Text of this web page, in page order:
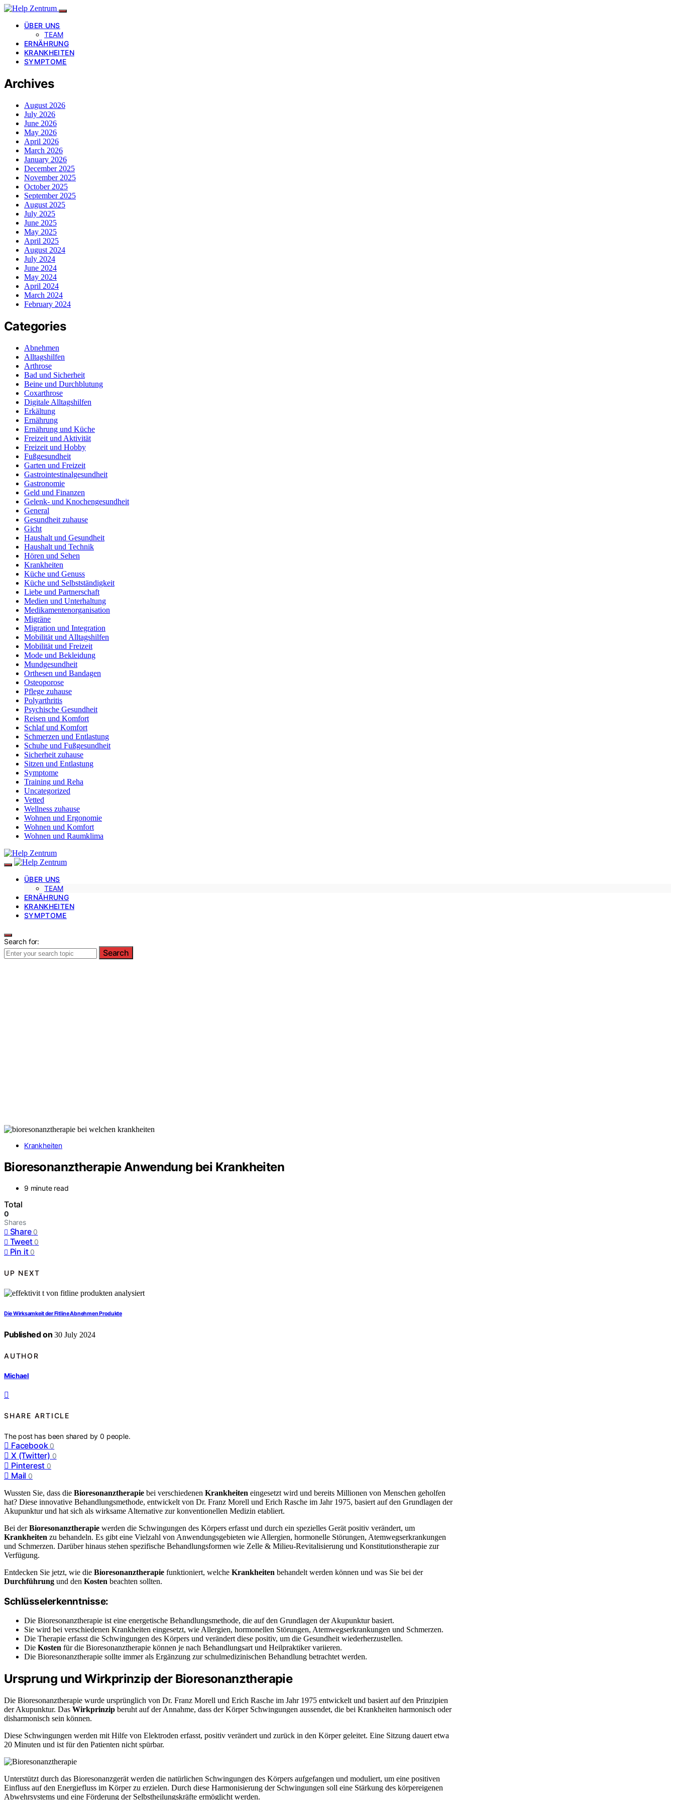
ÜBER UNS
TEAM
ERNÄHRUNG
KRANKHEITEN
SYMPTOME
Archives
August 2026
July 2026
June 2026
May 2026
April 2026
March 2026
January 2026
December 2025
November 2025
October 2025
September 2025
August 2025
July 2025
June 2025
May 2025
April 2025
August 2024
July 2024
June 2024
May 2024
April 2024
March 2024
February 2024
Categories
Abnehmen
Alltagshilfen
Arthrose
Bad und Sicherheit
Beine und Durchblutung
Coxarthrose
Digitale Alltagshilfen
Erkältung
Ernährung
Ernährung und Küche
Freizeit und Aktivität
Freizeit und Hobby
Fußgesundheit
Garten und Freizeit
Gastrointestinalgesundheit
Gastronomie
Geld und Finanzen
Gelenk- und Knochengesundheit
General
Gesundheit zuhause
Gicht
Haushalt und Gesundheit
Haushalt und Technik
Hören und Sehen
Krankheiten
Küche und Genuss
Küche und Selbstständigkeit
Liebe und Partnerschaft
Medien und Unterhaltung
Medikamentenorganisation
Migräne
Migration und Integration
Mobilität und Alltagshilfen
Mobilität und Freizeit
Mode und Bekleidung
Mundgesundheit
Orthesen und Bandagen
Osteoporose
Pflege zuhause
Polyarthritis
Psychische Gesundheit
Reisen und Komfort
Schlaf und Komfort
Schmerzen und Entlastung
Schuhe und Fußgesundheit
Sicherheit zuhause
Sitzen und Entlastung
Symptome
Training und Reha
Uncategorized
Vetted
Wellness zuhause
Wohnen und Ergonomie
Wohnen und Komfort
Wohnen und Raumklima
ÜBER UNS
TEAM
ERNÄHRUNG
KRANKHEITEN
SYMPTOME
Search for:
Search
Krankheiten
Bioresonanztherapie Anwendung bei Krankheiten
9 minute read
Total
0
Shares
Share 0
Tweet 0
Pin it 0
UP NEXT
Die Wirksamkeit der Fitline Abnehmen Produkte
Published on 30 July 2024
AUTHOR
Michael
SHARE ARTICLE
The post has been shared by0 people.
Facebook 0
X (Twitter) 0
Pinterest 0
Mail 0
Wussten Sie, dass die Bioresonanztherapie bei verschiedenen Krankheiten eingesetzt wird und bereits Millionen von Menschen geholfen
hat? Diese innovative Behandlungsmethode, entwickelt von Dr. Franz Morell und Erich Rasche im Jahr 1975, basiert auf den Grundlagen der
Akupunktur und hat sich als wirksame Alternative zur konventionellen Medizin etabliert.
Bei derBioresonanztherapie werden die Schwingungen des Körpers erfasst und durch ein spezielles Gerät positiv verändert, um
Krankheiten zu behandeln. Es gibt eine Vielzahl von Anwendungsgebieten wie Allergien, hormonelle Störungen, Atemwegserkrankungen
und Schmerzen. Darüber hinaus stehen spezifische Behandlungsformen wie Zelle & Milieu-Revitalisierung und Konstitutionstherapie zur
Verfügung.
Entdecken Sie jetzt, wie die Bioresonanztherapie funktioniert, welche Krankheiten behandelt werden können und was Sie bei der
Durchführung und den Kosten beachten sollten.
Schlüsselerkenntnisse:
Die Bioresonanztherapie ist eine energetische Behandlungsmethode, die auf den Grundlagen der Akupunktur basiert.
Sie wird bei verschiedenen Krankheiten eingesetzt, wie Allergien, hormonellen Störungen, Atemwegserkrankungen und Schmerzen.
Die Therapie erfasst die Schwingungen des Körpers und verändert diese positiv, um die Gesundheit wiederherzustellen.
Die Kosten für die Bioresonanztherapie können je nach Behandlungsart und Heilpraktiker variieren.
Die Bioresonanztherapie sollte immer als Ergänzung zur schulmedizinischen Behandlung betrachtet werden.
Ursprung und Wirkprinzip der Bioresonanztherapie
Die Bioresonanztherapie wurde ursprünglich von Dr. Franz Morell und Erich Rasche im Jahr 1975 entwickelt und basiert auf den Prinzipien
der Akupunktur. Das Wirkprinzip beruht auf der Annahme, dass der Körper Schwingungen aussendet, die bei Krankheiten harmonisch oder
disharmonisch sein können.
Diese Schwingungen werden mit Hilfe von Elektroden erfasst, positiv verändert und zurück in den Körper geleitet. Eine Sitzung dauert etwa
20 Minuten und ist für den Patienten nicht spürbar.
Unterstützt durch das Bioresonanzgerät werden die natürlichen Schwingungen des Körpers aufgefangen und moduliert, um eine positiven
Einfluss auf den Energiefluss im Körper zu erzielen. Durch diese Harmonisierung der Schwingungen soll eine Stärkung des körpereigenen
Abwehrsystems und eine Förderung der Selbstheilungskräfte ermöglicht werden.